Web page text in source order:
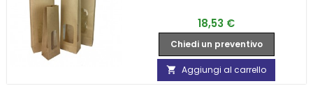
Prezzo
18,53 €
Chiedi un preventivo
 Aggiungi al carrello